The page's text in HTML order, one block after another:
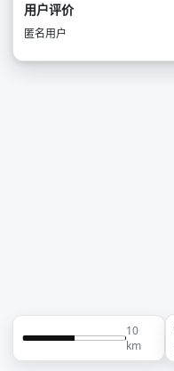
用户评价
匿名用户
10
km